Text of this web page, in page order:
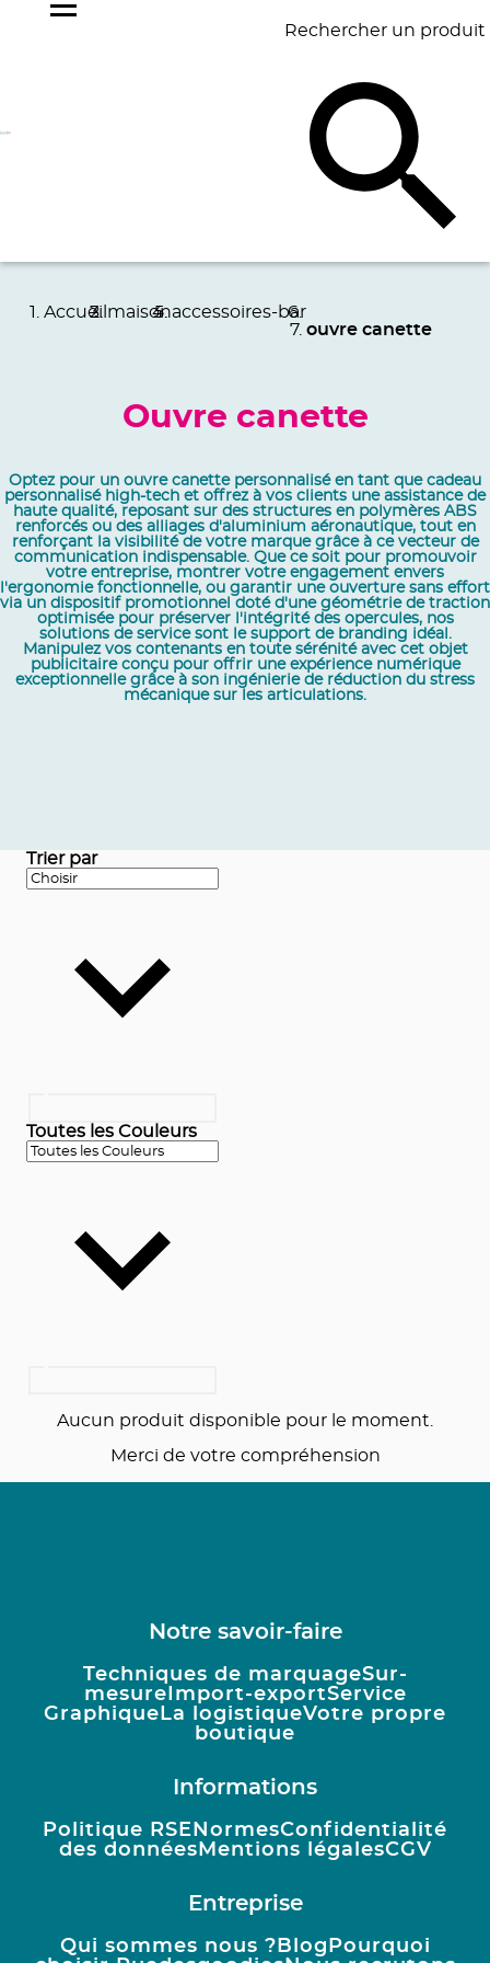
Rechercher un produit
BAGAGERIE BUREAU
Accueil maisonaccessoires-bar
ouvre canette
Ouvre canette
Optez pour un ouvre canette personnalisé en tant que cadeau
personnalisé high-tech et offrez à vos clients une assistance de
haute qualité, reposant sur des structures en polymères ABS
renforcés ou des alliages d'aluminium aéronautique, tout en
renforçant la visibilité de votre marque grâce à ce vecteur de
communication indispensable. Que ce soit pour promouvoir
votre entreprise, montrer votre engagement envers
l'ergonomie fonctionnelle, ou garantir une ouverture sans effort
via un dispositif promotionnel doté d'une géométrie de traction
optimisée pour préserver l'intégrité des opercules, nos
solutions de service sont le support de branding idéal.
Manipulez vos contenants en toute sérénité avec cet objet
publicitaire conçu pour offrir une expérience numérique
exceptionnelle grâce à son ingénierie de réduction du stress
mécanique sur les articulations.
Trier par
Toutes les Couleurs
Aucun produit disponible pour le moment.
Merci de votre compréhension
Notre savoir-faire
Techniques de marquageSur-
mesure Import-exportService
Graphique La logistiqueVotre propre
boutique
Informations
Politique RSE NormesConfidentialité
des données Mentions légalesCGV
Entreprise
Qui sommes nous ? Blog Pourquoi